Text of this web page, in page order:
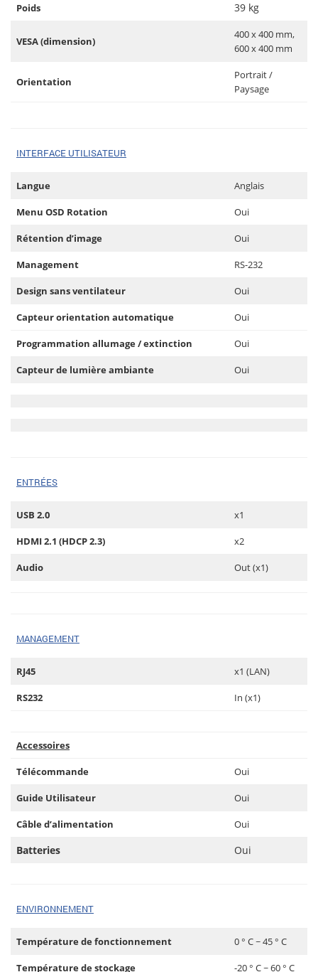
Poids 39 kg
VESA (dimension)
400 x 400 mm,
600 x 400 mm
Orientation
Portrait /
Paysage
INTERFACE UTILISATEUR
Langue Anglais
Menu OSD Rotation Oui
Rétention d’image Oui
Management RS-232
Design sans ventilateur Oui
Capteur orientation automatique Oui
Programmation allumage / extinction Oui
Capteur de lumière ambiante Oui
ENTRÉES
USB 2.0 x1
HDMI 2.1 (HDCP 2.3) x2
Audio Out (x1)
MANAGEMENT
RJ45 x1 (LAN)
RS232 In (x1)
Accessoires
Télécommande Oui
Guide Utilisateur Oui
Câble d’alimentation Oui
Batteries Oui
ENVIRONNEMENT
Température de fonctionnement 0 ° C ~ 45 ° C
Température de stockage -20 ° C ~ 60 ° C